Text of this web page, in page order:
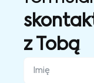
z Tobą